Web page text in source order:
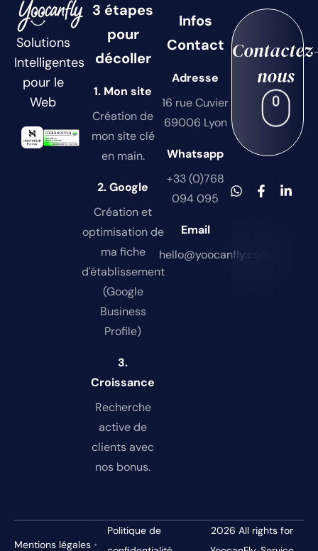
Solutions
Intelligentes
pour le
Web
3 étapes
pour
décoller
1. Mon site
Création de
mon site clé
en main.
2. Google
Création et
optimisation de
ma fiche
d'établissement
(Google
Business
Profile)
3.
Croissance
Recherche
active de
clients avec
nos bonus.
Infos
Contact
Adresse
16 rue Cuvier
69006 Lyon
Whatsapp
+33 (0)768
094 095
Email
hello@yoocanfly.com
nous
Mentions légales •
2026 All rights for
Politique de